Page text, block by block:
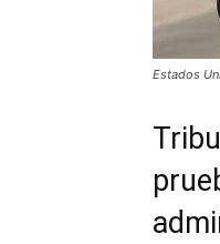
Estados